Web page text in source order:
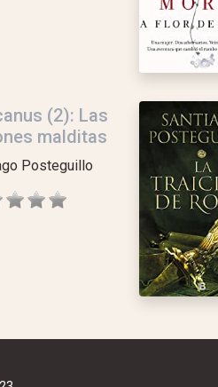
(2): Las
malditas
Posteguillo